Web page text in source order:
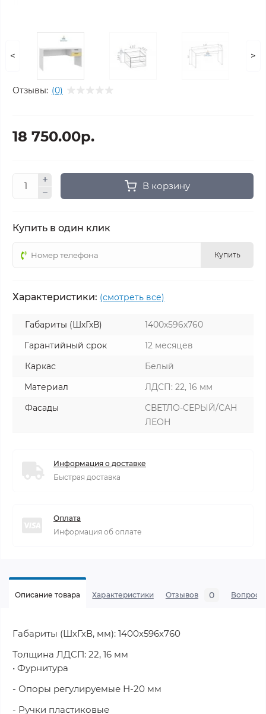
< >
Отзывы: (0)
18 750.00р.
В корзину
Купить в один клик
Купить
Характеристики: (смотреть все)
Габариты (ШхГхВ)
1400х596х760
Гарантийный срок
12 месяцев
Каркас
Белый
Материал
ЛДСП: 22, 16 мм
Фасады
СВЕТЛО-СЕРЫЙ/САН
ЛЕОН
Информация о доставке
Быстрая доставка
Оплата
Информация об оплате
Описание товара Характеристики Отзывов 0 Вопросы
Габариты (ШхГхВ, мм): 1400х596х760
Толщина ЛДСП: 22, 16 мм
• Фурнитура
- Опоры регулируемые Н-20 мм
- Ручки пластиковые